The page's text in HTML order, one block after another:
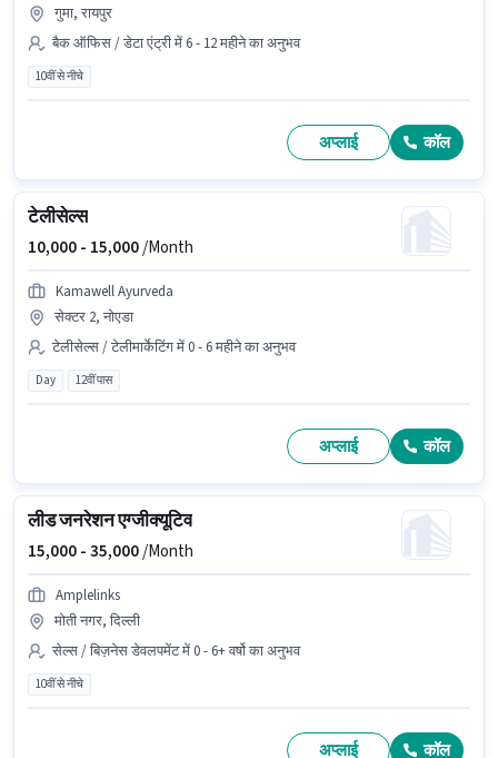
गुमा, रायपुर
बैक ऑफिस / डेटा एंट्री में 6 - 12 महीने का अनुभव
10वीं से नीचे
अप्लाई कॉल
टेलीसेल्स
10,000 - 15,000/Month
Kamawell Ayurveda
सेक्टर 2, नोएडा
टेलीसेल्स / टेलीमार्केटिंग में 0 - 6 महीने का अनुभव
Day 12वीं पास
अप्लाई कॉल
लीड जनरेशन एग्जीक्यूटिव
15,000 -35,000/Month
Amplelinks
मोती नगर, दिल्ली
सेल्स / बिज़नेस डेवलपमेंट में 0 - 6+ वर्षो का अनुभव
10वीं से नीचे
अप्लाई कॉल